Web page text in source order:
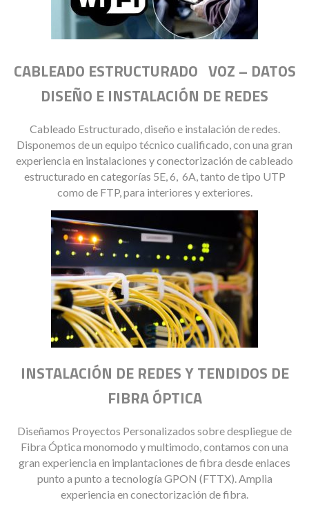
CABLEADO ESTRUCTURADO VOZ – DATOS
DISEÑO E INSTALACIÓN DE REDES
Cableado Estructurado, diseño e instalación de redes.
Disponemos de un equipo técnico cualificado, con una gran
experiencia en instalaciones y conectorización de cableado
estructurado en categorías 5E, 6, 6A, tanto de tipo UTP
como de FTP, para interiores y exteriores.
INSTALACIÓN DE REDES Y TENDIDOS DE
FIBRA ÓPTICA
Diseñamos Proyectos Personalizados sobre despliegue de
Fibra Óptica monomodo y multimodo, contamos con una
gran experiencia en implantaciones de fibra desde enlaces
punto a punto a tecnología GPON (FTTX). Amplia
experiencia en conectorización de fibra.